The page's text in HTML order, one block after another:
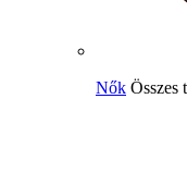
Nők Összes